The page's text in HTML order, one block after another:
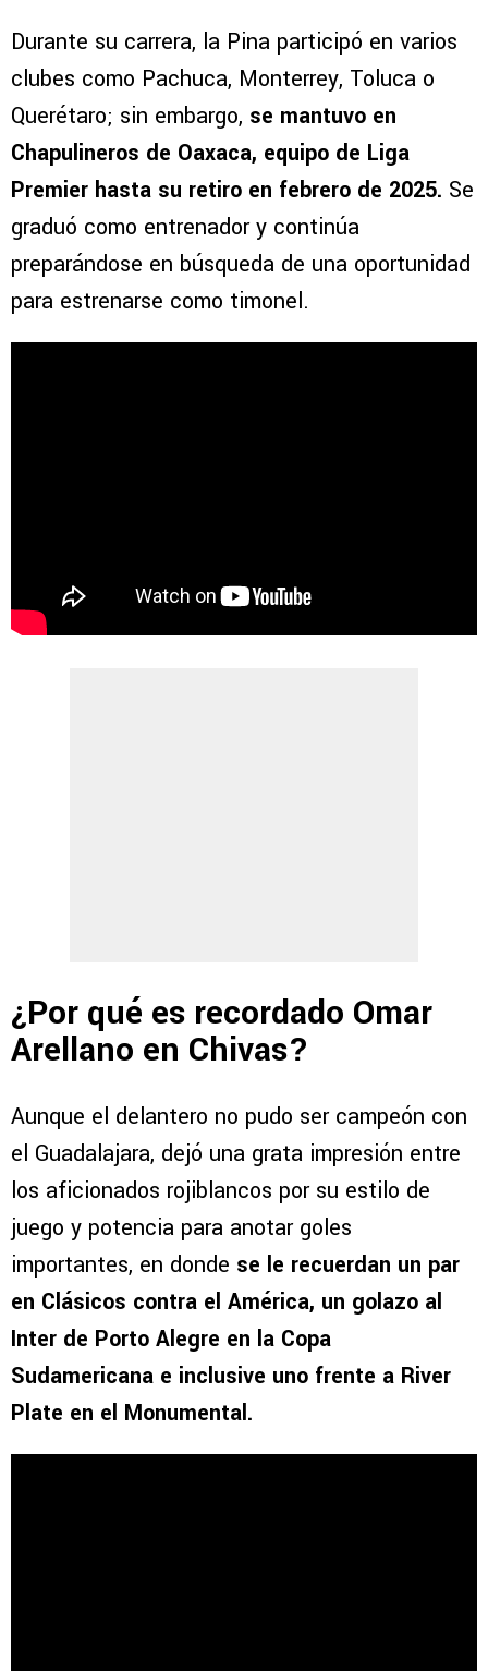
Durante su carrera, la Pina participó en varios
clubes como Pachuca, Monterrey, Toluca o
Querétaro; sin embargo, se mantuvo en
Chapulineros de Oaxaca, equipo de Liga
Premier hasta su retiro en febrero de 2025. Se
graduó como entrenador y continúa
preparándose en búsqueda de una oportunidad
para estrenarse como timonel.
¿Por qué es recordado Omar
Arellano en Chivas?
Aunque el delantero no pudo ser campeón con
el Guadalajara, dejó una grata impresión entre
los aficionados rojiblancos por su estilo de
juego y potencia para anotar goles
importantes, en donde se le recuerdan un par
en Clásicos contra el América, un golazo al
Inter de Porto Alegre en la Copa
Sudamericana e inclusive uno frente a River
Plate en el Monumental.